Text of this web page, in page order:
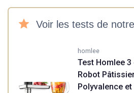
Voir les tests de
homlee
Test Homlee 3
Robot
Polyvalence et